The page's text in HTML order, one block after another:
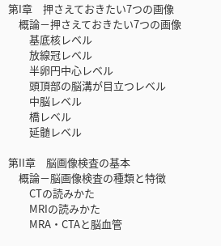
第I章 押さえておきたい7つの画像
概論－押さえておきたい7つの画像
基底核レベル
放線冠レベル
半卵円中心レベル
頭頂部の脳溝が目立つレベル
中脳レベル
橋レベル
延髄レベル
第II章 脳画像検査の基本
概論－脳画像検査の種類と特徴
CTの読みかた
MRIの読みかた
MRA・CTAと脳血管